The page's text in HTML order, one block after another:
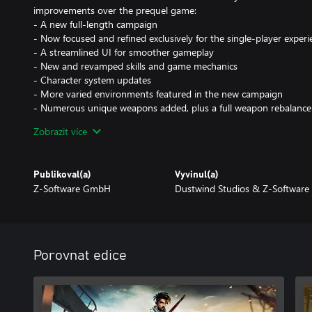
improvements over the prequel game:
- A new full-length campaign
- Now focused and refined exclusively for the single-player
- A streamlined UI for smoother gameplay
- New and revamped skills and game mechanics
- Character system updates
- More varied environments featured in the new campaign
- Numerous unique weapons added, plus a full weapon rebalance
survival, freedom, and justice, he and his squad must use every
to fight back and reclaim their homeland.
Zobrazit více
Publikoval(a)
Z-Software GmbH
Vyvinul(a)
Dustwind Studios & Z-Software
Porovnat edice